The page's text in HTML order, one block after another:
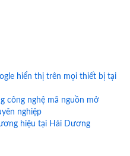
hiển thị trên mọi thiết bị tại
công nghệ mã nguồn mở
nghiệp
hiệu tại Hải Dương